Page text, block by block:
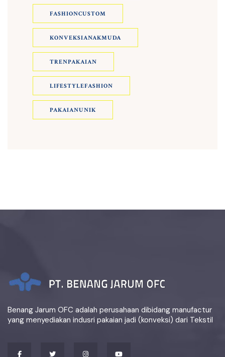
FASHIONCUSTOM
KONVEKSIANAKMUDA
TRENPAKAIAN
LIFESTYLEFASHION
PAKAIANUNIK
Benang Jarum OFC adalah perusahaan dibidang manufactur
yang menyediakan indusri pakaian jadi (konveksi) dari Tekstil